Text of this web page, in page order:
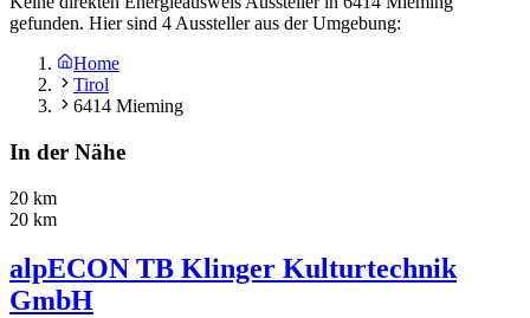
gefunden. Hier sind 4 Aussteller aus der Umgebung:
Home
Tirol
6414 Mieming
In der Nähe
20 km
20 km
alpECON TB Klinger Kulturtechnik
GmbH